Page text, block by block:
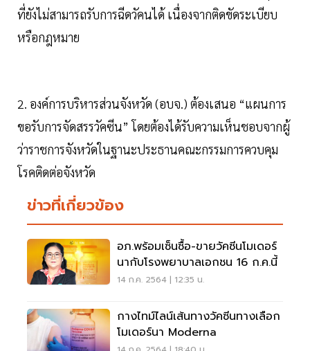
ที่ยังไม่สามารถรับการฉีดวัคนได้ เนื่องจากติดขัดระเบียบ
หรือกฎหมาย
2. องค์การบริหารส่วนจังหวัด (อบจ.) ต้องเสนอ “แผนการ
ขอรับการจัดสรรวัคซีน” โดยต้องได้รับความเห็นชอบจากผู้
ว่าราชการจังหวัดในฐานะประธานคณะกรรมการควบคุม
โรคติดต่อจังหวัด
ข่าวที่เกี่ยวข้อง
อภ.พร้อมเซ็นซื้อ-ขายวัคซีนโมเดอร์
นากับโรงพยาบาลเอกชน 16 ก.ค.นี้
14 ก.ค. 2564 | 12:35 น.
กางไทม์ไลน์เส้นทางวัคซีนทางเลือก
โมเดอร์นา Moderna